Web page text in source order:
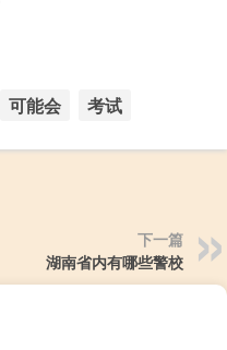
可能会 考试
下一篇
湖南省内有哪些警校